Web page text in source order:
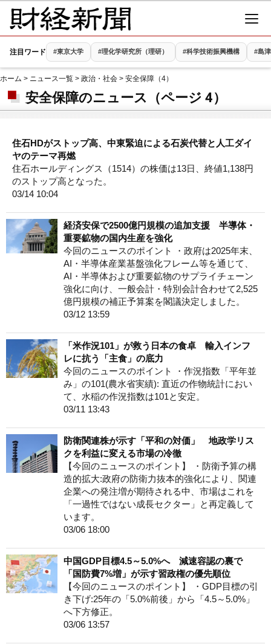
注目ワード #東京大学 #理化学研究所（理研） #科学技術振興機構 #島
ホーム > ニュース一覧 > 政治・社会 > 安全保障（4）
安全保障のニュース（ページ 4）
住石HDがストップ高、中東緊迫による石炭代替と人工ダイ
ヤのテーマ再燃
住石ホールディングス（1514）の株価は13日、終値1,138円
のストップ高となった。
03/14 10:04
経済安保で2500億円規模の追加支援 半導体・
重要鉱物の国内生産を強化
今回のニュースのポイント ・政府は2025年末、
AI・半導体産業基盤強化フレーム等を通じて、
AI・半導体および重要鉱物のサプライチェーン
強化に向け、一般会計・特別会計合わせて2,525
億円規模の補正予算案を閣議決定しました。
03/12 13:59
「米作況101」が救う日本の食卓 輸入インフ
レに抗う「主食」の底力
今回のニュースのポイント ・作況指数「平年並
み」の101(農水省実績): 直近の作物統計におい
て、水稲の作況指数は101と安定。
03/11 13:43
防衛関連株が示す「平和の対価」 地政学リス
クを利益に変える市場の冷徹
【今回のニュースのポイント】 ・防衛予算の構
造的拡大:政府の防衛力抜本的強化により、関連
企業への発注増が期待される中、市場はこれを
「一過性ではない成長セクター」と再定義して
います。
03/06 18:00
中国GDP目標4.5～5.0%へ 減速容認の裏で
「国防費7%増」が示す習政権の優先順位
【今回のニュースのポイント】 ・GDP目標の引
き下げ:25年の「5.0%前後」から「4.5～5.0%」
へ下方修正。
03/06 13:57